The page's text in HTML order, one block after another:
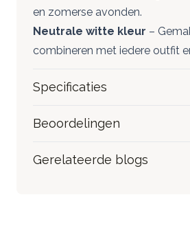
en zomerse avonden.
Neutrale witte kleur –
combineren met iedere outfit
Specificaties
Beoordelingen
Gerelateerde blogs